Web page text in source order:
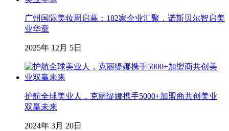
广州国际美妆周启幕：182家企业汇聚，诺斯贝尔智启美
业华章
2025年 12月 5日
护航全球美业人，克丽缇娜携手5000+加盟商共创美业
双赢未来
2024年 3月 20日